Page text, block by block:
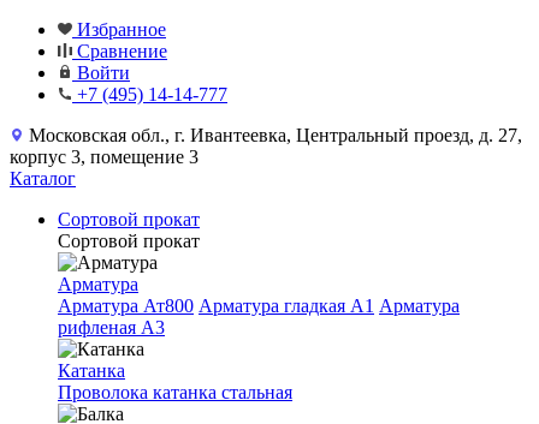
Избранное
Сравнение
Войти
+7 (495) 14-14-777
Московская обл., г. Ивантеевка, Центральный проезд, д. 27,
корпус 3, помещение 3
Каталог
Сортовой прокат
Сортовой прокат
Арматура
Арматура Ат800 Арматура гладкая A1 Арматура
рифленая A3
Катанка
Проволока катанка стальная